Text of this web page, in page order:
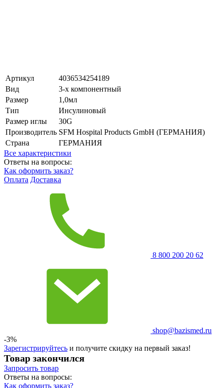
Артикул
4036534254189
Вид
3-х компонентный
Размер
1,0мл
Тип
Инсулиновый
Размер иглы
30G
Производитель SFM Hospital Products GmbH (ГЕРМАНИЯ)
Страна
ГЕРМАНИЯ
Все характеристики
Ответы на вопросы:
Как оформить заказ?
Оплата Доставка
8 800 200 20 62
shop@bazismed.ru
-3%
Зарегистрируйтесь и получите скидку на первый заказ!
Товар закончился
Запросить товар
Ответы на вопросы:
Как оформить заказ?